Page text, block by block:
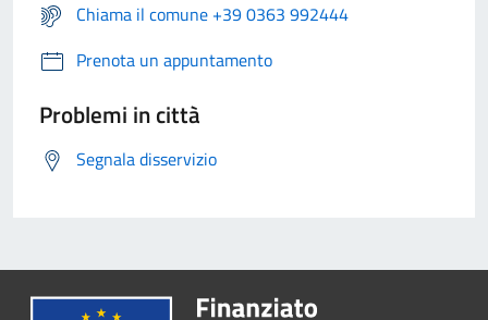
Chiama il comune +39 0363 992444
Prenota un appuntamento
Problemi in città
Segnala disservizio